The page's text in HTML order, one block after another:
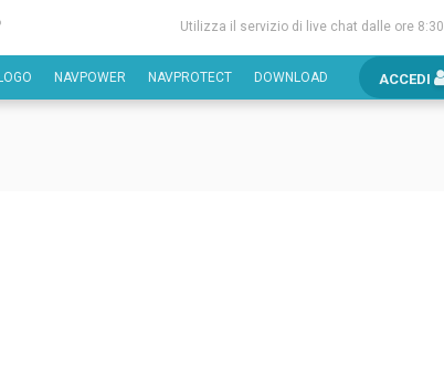
Utilizza il servizio di live chat dalle ore
NAVPOWER NAVPROTECT DOWNLOAD ACCEDI